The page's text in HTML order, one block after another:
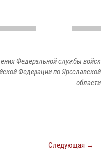
Федеральной службы войск
Федерации по Ярославской
области
Следующая →